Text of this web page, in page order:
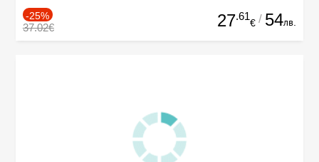
-25%
37.02€ 27.61
€ / 54лв.